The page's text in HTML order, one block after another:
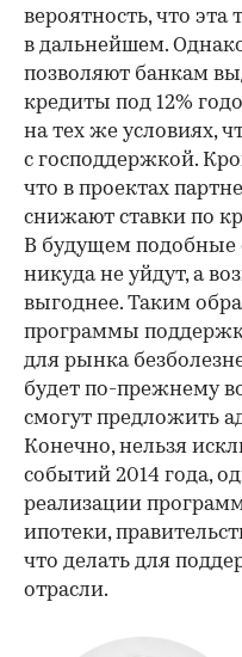
вероятность, что
в дальнейшем.
позволяют банкам
кредиты под 12%
на тех же условиях,
с господдержкой.
что в проектах
снижают ставки по
В будущем подобные
никуда не уйдут, а
выгоднее. Таким
программы
для рынка
будет по-прежнему
смогут предложить
Конечно, нельзя
событий 2014 года,
реализации
ипотеки,
что делать для
отрасли.